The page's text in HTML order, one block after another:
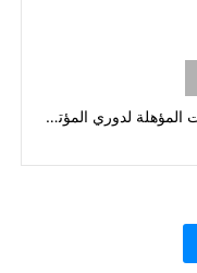
إسطنبول باشاك شهير و فايكنغ - التصفيات المؤهلة لدوري المؤتمر الأوروبي